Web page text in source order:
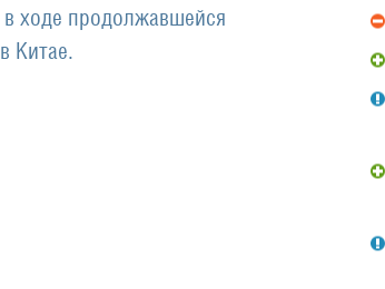
ходе продолжавшейся
Китае.